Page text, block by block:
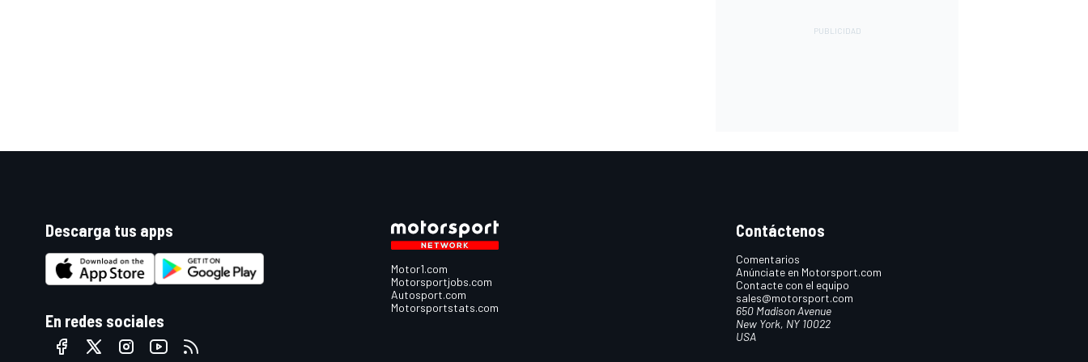
Descarga tus apps
En redes sociales
Motor1.com
Motorsportjobs.com
Autosport.com
Motorsportstats.com
Contáctenos
Comentarios
Anúnciate en Motorsport.com
Contacte con el equipo
sales@motorsport.com
650 Madison Avenue
New York, NY 10022
USA